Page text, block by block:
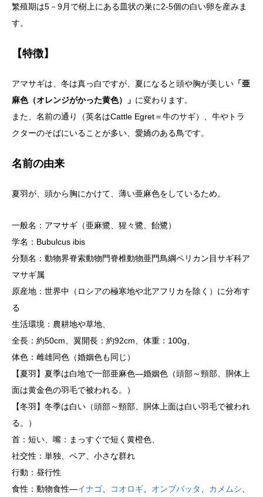
繁殖期は5－9月で樹上にある皿状の巣に2-5個の白い卵を産みま
す。
【特徴】
アマサギは、冬は真っ白ですが、夏になると頭や胸が美しい 「亜
麻色（オレンジがかった黄色）」 に変わります。
また、名前の通り（英名はCattle Egret＝牛のサギ）、牛やトラ
クターのそばにいることが多い、愛嬌のある鳥です。
名前の由来
夏羽が、頭から胸にかけて、薄い亜麻色をしているため。
一般名：アマサギ（亜麻鷺、猩々鷺、飴鷺）
学名：Bubulcus ibis
分類名：動物界脊索動物門脊椎動物亜門鳥綱ペリカン目サギ科ア
マサギ属
原産地：世界中（ロシアの極寒地や北アフリカを除く）に分布す
る
生活環境：農耕地や草地、
全長：約50cm、翼開長：約92cm、体重：100g、
体色：雌雄同色（婚姻色も同じ）
【夏羽】夏季は白地で一部亜麻色―婚姻色（頭部～頸部、胴体上
面は黄金色の羽毛で被われる。）
【冬羽】冬季は白い（頭部～頸部、胴体上面は白い羽毛で被われ
る。）
首：短い、嘴：まっすぐで短く黄橙色、
社交性：単独、ペア、小さな群れ
行動：昼行性
食性：動物食性―イナゴ、 コオロギ、 オンブバッタ、 カメムシ、